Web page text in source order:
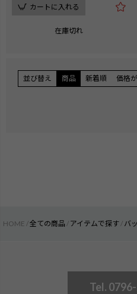
カートに入れる
在庫切れ
並び替え 商品 新着順 価格
HOME 全ての商品 アイテムで探す バ
Tel.